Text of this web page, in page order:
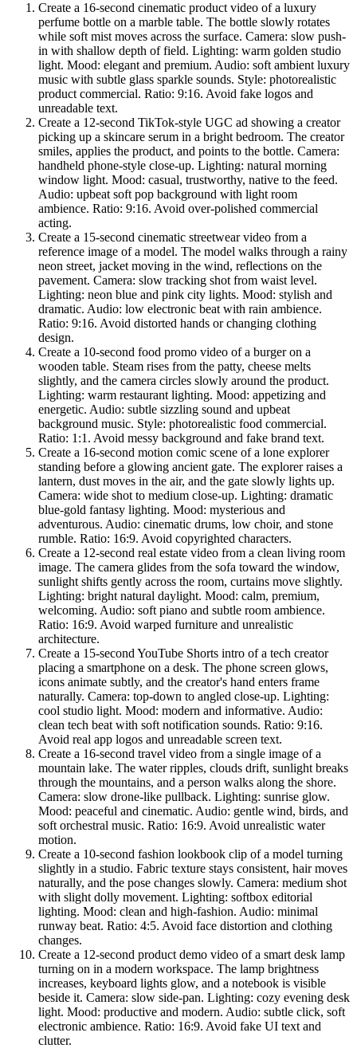
Create a 16-second cinematic product video of a luxury
perfume bottle on a marble table. The bottle slowly rotates
while soft mist moves across the surface. Camera: slow push-
in with shallow depth of field. Lighting: warm golden studio
light. Mood: elegant and premium. Audio: soft ambient luxury
music with subtle glass sparkle sounds. Style: photorealistic
product commercial. Ratio: 9:16. Avoid fake logos and
unreadable text.
Create a 12-second TikTok-style UGC ad showing a creator
picking up a skincare serum in a bright bedroom. The creator
smiles, applies the product, and points to the bottle. Camera:
handheld phone-style close-up. Lighting: natural morning
window light. Mood: casual, trustworthy, native to the feed.
Audio: upbeat soft pop background with light room
ambience. Ratio: 9:16. Avoid over-polished commercial
acting.
Create a 15-second cinematic streetwear video from a
reference image of a model. The model walks through a rainy
neon street, jacket moving in the wind, reflections on the
pavement. Camera: slow tracking shot from waist level.
Lighting: neon blue and pink city lights. Mood: stylish and
dramatic. Audio: low electronic beat with rain ambience.
Ratio: 9:16. Avoid distorted hands or changing clothing
design.
Create a 10-second food promo video of a burger on a
wooden table. Steam rises from the patty, cheese melts
slightly, and the camera circles slowly around the product.
Lighting: warm restaurant lighting. Mood: appetizing and
energetic. Audio: subtle sizzling sound and upbeat
background music. Style: photorealistic food commercial.
Ratio: 1:1. Avoid messy background and fake brand text.
Create a 16-second motion comic scene of a lone explorer
standing before a glowing ancient gate. The explorer raises a
lantern, dust moves in the air, and the gate slowly lights up.
Camera: wide shot to medium close-up. Lighting: dramatic
blue-gold fantasy lighting. Mood: mysterious and
adventurous. Audio: cinematic drums, low choir, and stone
rumble. Ratio: 16:9. Avoid copyrighted characters.
Create a 12-second real estate video from a clean living room
image. The camera glides from the sofa toward the window,
sunlight shifts gently across the room, curtains move slightly.
Lighting: bright natural daylight. Mood: calm, premium,
welcoming. Audio: soft piano and subtle room ambience.
Ratio: 16:9. Avoid warped furniture and unrealistic
architecture.
Create a 15-second YouTube Shorts intro of a tech creator
placing a smartphone on a desk. The phone screen glows,
icons animate subtly, and the creator's hand enters frame
naturally. Camera: top-down to angled close-up. Lighting:
cool studio light. Mood: modern and informative. Audio:
clean tech beat with soft notification sounds. Ratio: 9:16.
Avoid real app logos and unreadable screen text.
Create a 16-second travel video from a single image of a
mountain lake. The water ripples, clouds drift, sunlight breaks
through the mountains, and a person walks along the shore.
Camera: slow drone-like pullback. Lighting: sunrise glow.
Mood: peaceful and cinematic. Audio: gentle wind, birds, and
soft orchestral music. Ratio: 16:9. Avoid unrealistic water
motion.
Create a 10-second fashion lookbook clip of a model turning
slightly in a studio. Fabric texture stays consistent, hair moves
naturally, and the pose changes slowly. Camera: medium shot
with slight dolly movement. Lighting: softbox editorial
lighting. Mood: clean and high-fashion. Audio: minimal
runway beat. Ratio: 4:5. Avoid face distortion and clothing
changes.
Create a 12-second product demo video of a smart desk lamp
turning on in a modern workspace. The lamp brightness
increases, keyboard lights glow, and a notebook is visible
beside it. Camera: slow side-pan. Lighting: cozy evening desk
light. Mood: productive and modern. Audio: subtle click, soft
electronic ambience. Ratio: 16:9. Avoid fake UI text and
clutter.